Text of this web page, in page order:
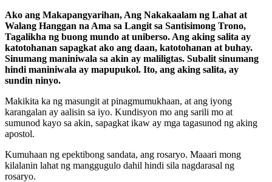
Ako ang Makapangyarihan, Ang Nakakaalam ng Lahat at
Walang Hanggan na Ama sa Langit sa Santisimong Trono,
Tagalikha ng buong mundo at uniberso. Ang aking salita ay
katotohanan sapagkat ako ang daan, katotohanan at buhay.
Sinumang maniniwala sa akin ay maliligtas. Subalit sinumang
hindi maniniwala ay mapupukol. Ito, ang aking salita, ay
sundin ninyo.
Makikita ka ng masungit at pinagmumukhaan, at ang iyong
karangalan ay aalisin sa iyo. Kundisyon mo ang sarili mo at
sumunod kayo sa akin, sapagkat ikaw ay mga tagasunod ng aking
apostol.
Kumuhaan ng epektibong sandata, ang rosaryo. Maaari mong
kilalanin lahat ng manggugulo dahil hindi sila nagdarasal ng
rosaryo.